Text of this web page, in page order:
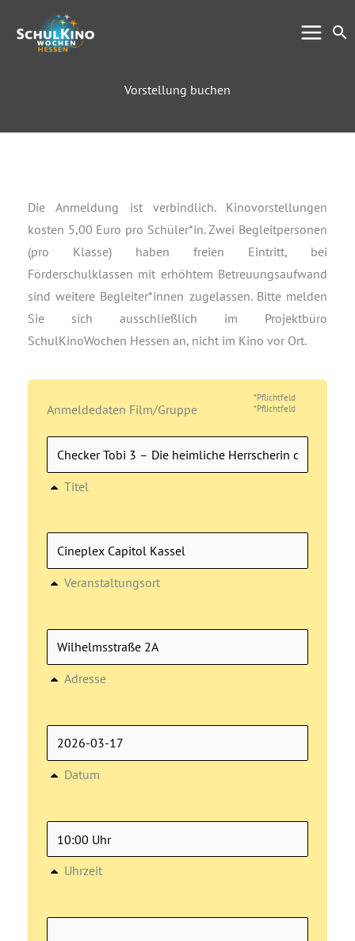
Inhalt
springen
Vorstellung buchen
Die Anmeldung ist verbindlich. Kinovorstellungen
kosten 5,00 Euro pro Schüler*in. Zwei Begleitpersonen
(pro Klasse) haben freien Eintritt, bei
Förderschulklassen mit erhöhtem Betreuungsaufwand
sind weitere Begleiter*innen zugelassen. Bitte melden
Sie sich ausschließlich im Projektbüro
SchulKinoWochen Hessen an, nicht im Kino vor Ort.
*Pflichtfeld
Anmeldedaten Film/Gruppe
Titel
Veranstaltungsort
Adresse
Datum
Uhrzeit
*Pflichtfeld